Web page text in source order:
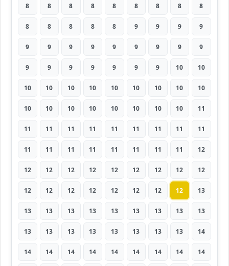
8 8 8 8 8 8 8 8 8
8 8 8 8 8 9 9 9 9
9 9 9 9 9 9 9 9 9
9 9 9 9 9 9 9 10 10
10 10 10 10 10 10 10 10 10
10 10 10 10 10 10 10 10 11
11 11 11 11 11 11 11 11 11
11 11 11 11 11 11 11 11 12
12 12 12 12 12 12 12 12 12
12 12 12 12 12 12 12 12 13
13 13 13 13 13 13 13 13 13
13 13 13 13 13 13 13 13 14
14 14 14 14 14 14 14 14 14